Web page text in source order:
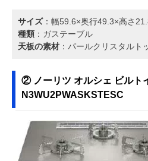
サイズ：幅59.6×奥行49.3×高さ
種類 ：ガステーブル
天板の素材 ：パールクリスタルト
② ノーリツ オルシェ ビルト
N3WU2PWASKSTESC